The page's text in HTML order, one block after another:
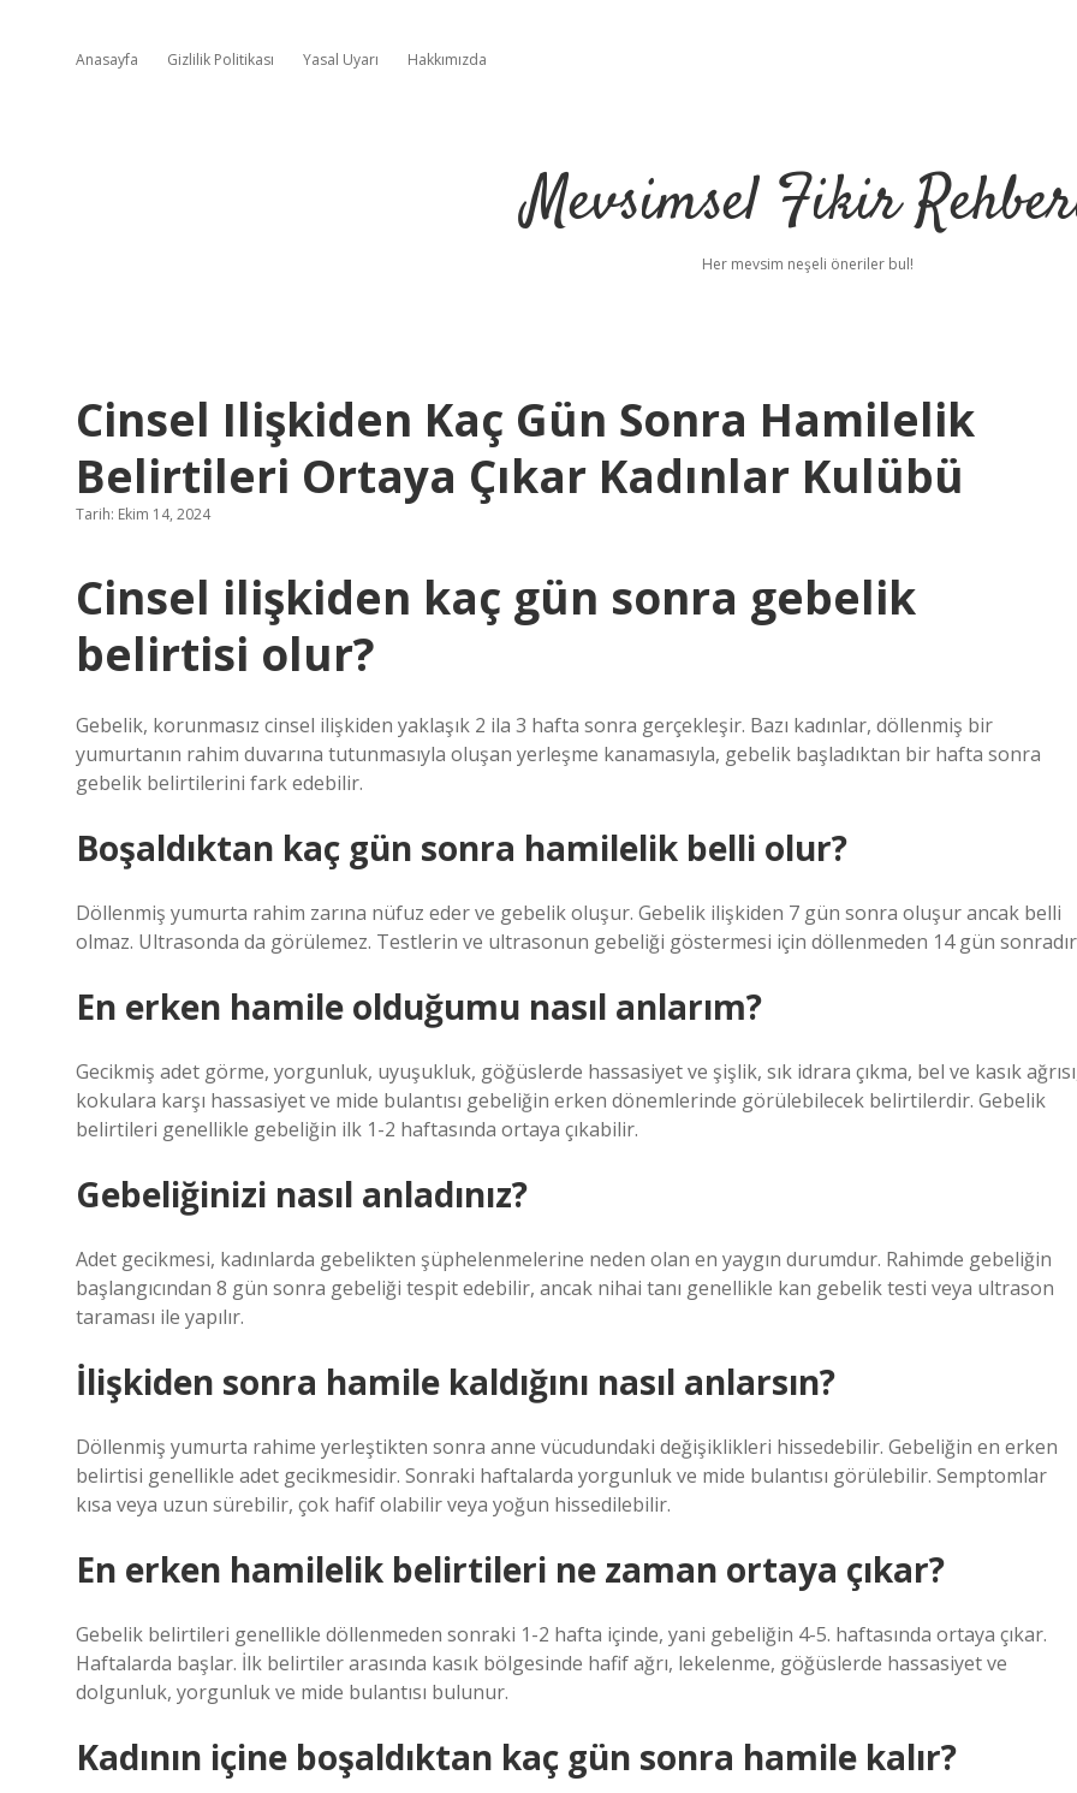
Anasayfa Gizlilik Politikası Yasal Uyarı Hakkımızda
Mevsimsel Fikir
Her mevsim neşeli öneriler bul!
Cinsel Ilişkiden Kaç Gün Sonra Hamilelik
Belirtileri Ortaya Çıkar Kadınlar Kulübü
Tarih: Ekim 14, 2024
Cinsel ilişkiden kaç gün sonra gebelik
belirtisi olur?
Gebelik, korunmasız cinsel ilişkiden yaklaşık 2 ila 3 hafta sonra gerçekleşir. Bazı kadınlar, döllenmiş bir
yumurtanın rahim duvarına tutunmasıyla oluşan yerleşme kanamasıyla, gebelik başladıktan bir hafta sonra
gebelik belirtilerini fark edebilir.
Boşaldıktan kaç gün sonra hamilelik belli olur?
Döllenmiş yumurta rahim zarına nüfuz eder ve gebelik oluşur. Gebelik ilişkiden 7 gün sonra oluşur ancak belli
olmaz. Ultrasonda da görülemez. Testlerin ve ultrasonun gebeliği göstermesi için döllenmeden 14 gün
En erken hamile olduğumu nasıl anlarım?
Gecikmiş adet görme, yorgunluk, uyuşukluk, göğüslerde hassasiyet ve şişlik, sık idrara çıkma, bel ve kasık
kokulara karşı hassasiyet ve mide bulantısı gebeliğin erken dönemlerinde görülebilecek belirtilerdir. Gebelik
belirtileri genellikle gebeliğin ilk 1-2 haftasında ortaya çıkabilir.
Gebeliğinizi nasıl anladınız?
Adet gecikmesi, kadınlarda gebelikten şüphelenmelerine neden olan en yaygın durumdur. Rahimde gebeliğin
başlangıcından 8 gün sonra gebeliği tespit edebilir, ancak nihai tanı genellikle kan gebelik testi veya ultrason
taraması ile yapılır.
İlişkiden sonra hamile kaldığını nasıl anlarsın?
Döllenmiş yumurta rahime yerleştikten sonra anne vücudundaki değişiklikleri hissedebilir. Gebeliğin en erken
belirtisi genellikle adet gecikmesidir. Sonraki haftalarda yorgunluk ve mide bulantısı görülebilir. Semptomlar
kısa veya uzun sürebilir, çok hafif olabilir veya yoğun hissedilebilir.
En erken hamilelik belirtileri ne zaman ortaya çıkar?
Gebelik belirtileri genellikle döllenmeden sonraki 1-2 hafta içinde, yani gebeliğin 4-5. haftasında ortaya çıkar.
Haftalarda başlar. İlk belirtiler arasında kasık bölgesinde hafif ağrı, lekelenme, göğüslerde hassasiyet ve
dolgunluk, yorgunluk ve mide bulantısı bulunur.
Kadının içine boşaldıktan kaç gün sonra hamile kalır?